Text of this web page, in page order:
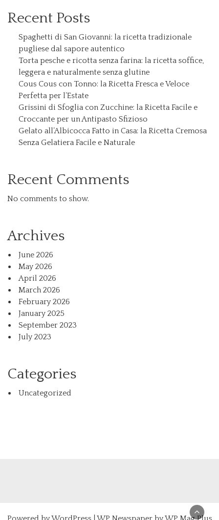
Recent Posts
Spaghetti di San Giovanni: la ricetta tradizionale
pugliese dal sapore autentico
Torta pesche e ricotta senza farina: la ricetta soffice,
leggera e naturalmente senza glutine
Cous Cous con Tonno: la Ricetta Fresca e Veloce
Perfetta per l’Estate
Grissini di Sfoglia con Zucchine: la Ricetta Facile e
Croccante per un Antipasto Sfizioso
Gelato all’Albicocca Fatto in Casa: la Ricetta Cremosa
Senza Gelatiera Facile e Naturale
Recent Comments
No comments to show.
Archives
June 2026
May 2026
April 2026
March 2026
February 2026
January 2025
September 2023
July 2023
Categories
Uncategorized